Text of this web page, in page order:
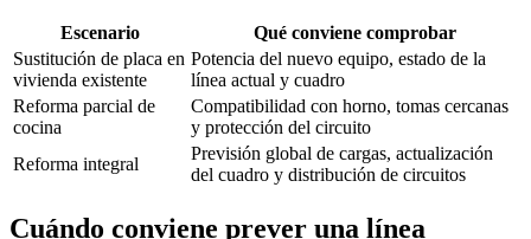
Escenario
Qué conviene comprobar
Sustitución de placa en
vivienda existente
Potencia del nuevo equipo, estado de la
línea actual y cuadro
Reforma parcial de
cocina
Compatibilidad con horno, tomas cercanas
y protección del circuito
Reforma integral
Previsión global de cargas, actualización
del cuadro y distribución de circuitos
Cuándo conviene prever una línea